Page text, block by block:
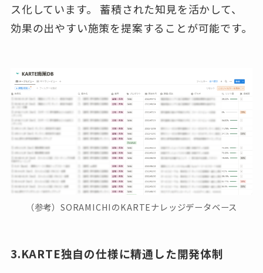
ス化しています。 蓄積された知見を活かして、
効果の出やすい施策を提案することが可能です。
（参考）SORAMICHIのKARTEナレッジデータベース
3.KARTE独自の仕様に精通した開発体制